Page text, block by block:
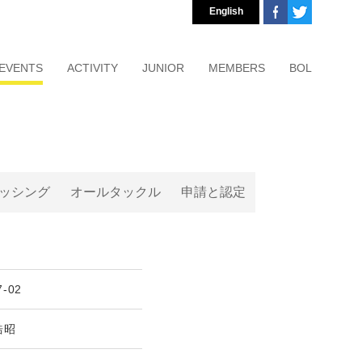
EVENTS ACTIVITY JUNIOR MEMBERS BOL
English
シング オールタックル 申請と認定
02